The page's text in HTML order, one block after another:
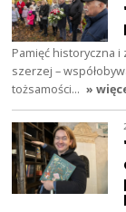
Pamięć historyczna i
szerzej –
tożsamości… »